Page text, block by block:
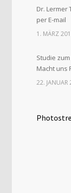
Dr. Lermer
per E-mail
1. MÄRZ
Studie
Macht uns
22. JANUAR